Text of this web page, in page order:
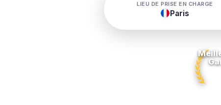
LIEU DE PRISE EN CHARGE
Paris